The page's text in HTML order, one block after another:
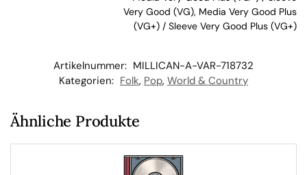
Very Good (VG), Media Very Good Plus
(VG+) / Sleeve Very Good Plus (VG+)
Artikelnummer: MILLICAN-A-VAR-718732
Kategorien: Folk, Pop, World & Country
Ähnliche Produkte